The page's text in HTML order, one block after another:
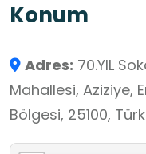
içerikler 0-18 yaş
Giriş kısmında yer
oyun bahçesiyle
sonra oyun
geçirebilmektedir.
Konum
Adres: 70.YIL
Mahallesi, Aziziye,
Bölgesi, 25100,